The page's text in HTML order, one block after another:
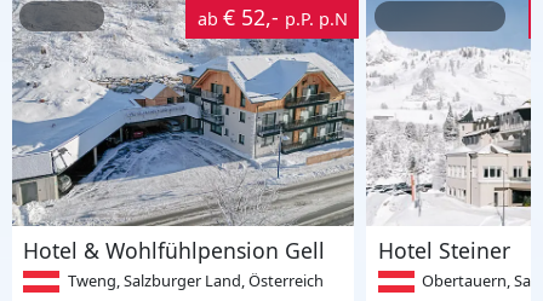
ab € 52,- p.P. p.N
Hotel & Wohlfühlpension Gell
Tweng, Salzburger Land, Österreich
Hotel Steiner
Obertauern,